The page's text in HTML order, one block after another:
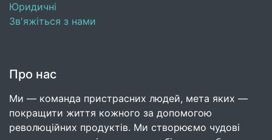
Юридичні
Зв'яжіться з нами
Про нас
Ми — команда пристрасних людей, мета яких —
покращити життя кожного за допомогою
революційних продуктів. Ми створюємо чудові